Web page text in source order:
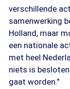
verschillende
samenwerking
Holland, maar
een nationale
met heel
niets is
gaat worden."